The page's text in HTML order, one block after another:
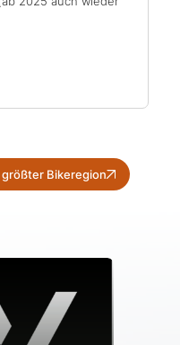
Bikeregion